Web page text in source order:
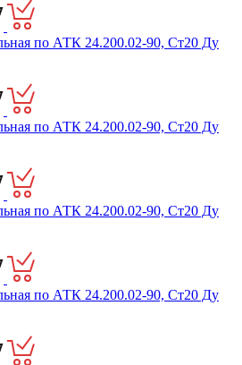
по АТК 24.200.02-90, Ст20 Ду
по АТК 24.200.02-90, Ст20 Ду
по АТК 24.200.02-90, Ст20 Ду
по АТК 24.200.02-90, Ст20 Ду